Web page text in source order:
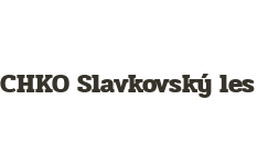
Slavkovský les